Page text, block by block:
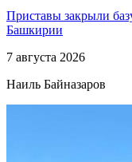
Приставы закрыли
Башкирии
7 августа 2026
Наиль Байназаров